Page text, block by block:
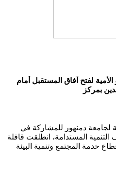
لفتح آفاق المستقبل أمام
بمركز
لجامعة دمنهور للمشاركة في
التنمية المستدامة، انطلقت قافلة
خدمة المجتمع وتنمية البيئة